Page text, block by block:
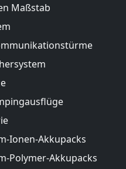
Maßstab
Ionen-Akkupacks
Polymer-Akkupacks